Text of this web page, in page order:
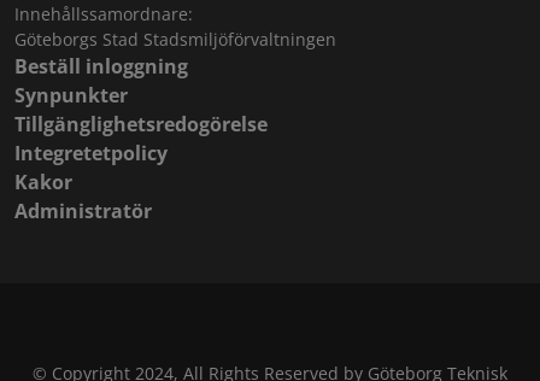
Innehållssamordnare:
Göteborgs Stad Stadsmiljöförvaltningen
Beställ inloggning
Synpunkter
Tillgänglighetsredogörelse
Integretetpolicy
Kakor
Administratör
© Copyright 2024, All Rights Reserved by Göteborg Teknisk